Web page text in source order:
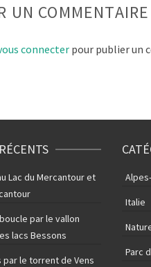
UN COMMENTAIRE
connecter pour publier un
Lac du Mercantour et
par le vallon
lacs Bessons
par le torrent de Vens
Italie
Parc